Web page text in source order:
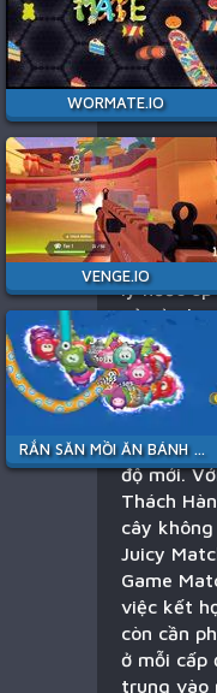
WORMATE.IO
VENGE.IO
RẮN SĂN MỒI ĂN BÁNH KẸO
Juicy
nghiệm
hết! Hãy
tuyệt vời
những
ly nước ép
vẻ của
những
Nhiệm vụ
trở lên để
ứng dây
thưởng
độ mới.
Thách
cây
Juicy
Game
việc kết
còn cần
ở mỗi cấp
trung vào